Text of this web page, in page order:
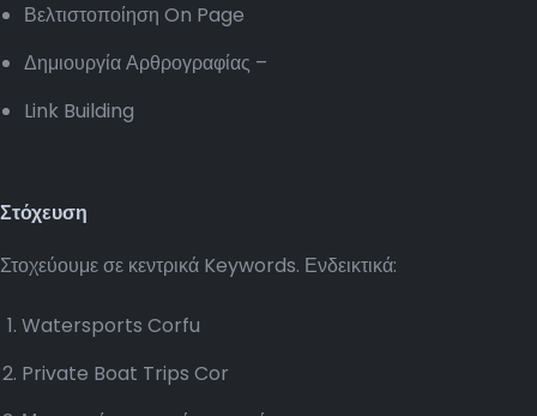
Βελτιστοποίηση On Page
Δημιουργία Αρθρογραφίας –
Link Building
Στόχευση
Στοχεύουμε σε κεντρικά Keywords. Ενδεικτικά:
Watersports Corfu
Private Boat Trips Cor